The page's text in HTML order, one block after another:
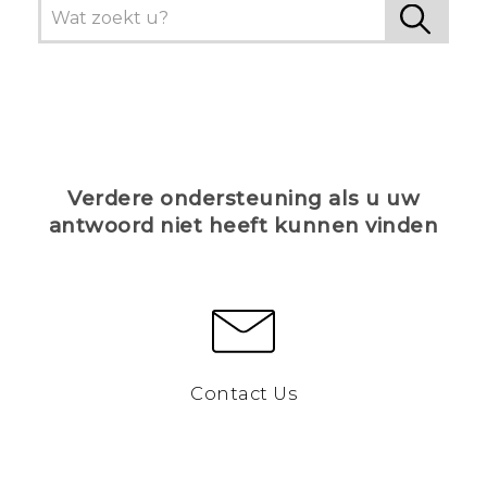
Verdere ondersteuning als u uw
antwoord niet heeft kunnen vinden
Contact Us